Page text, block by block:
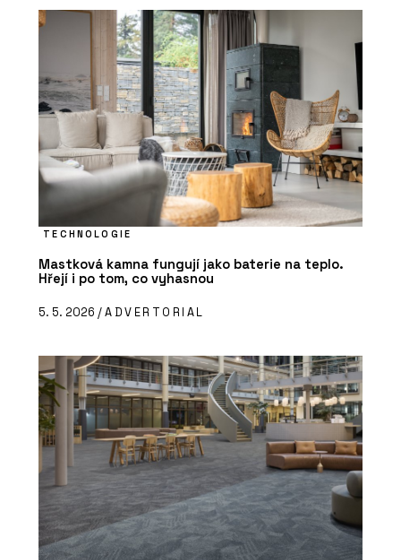
TECHNOLOGIE
Mastková kamna fungují jako baterie na teplo.
Hřejí i po tom, co vyhasnou
5. 5. 2026 /ADVERTORIAL